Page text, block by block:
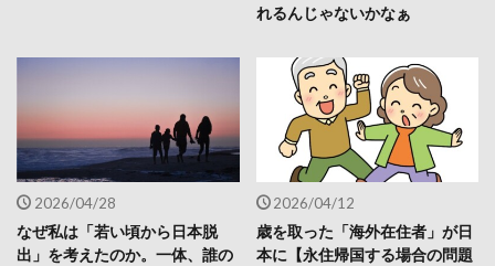
れるんじゃないかなぁ
2026/04/28
なぜ私は「若い頃から日本脱
出」を考えたのか。一体、誰の
2026/04/12
歳を取った「海外在住者」が日
本に【永住帰国する場合の問題